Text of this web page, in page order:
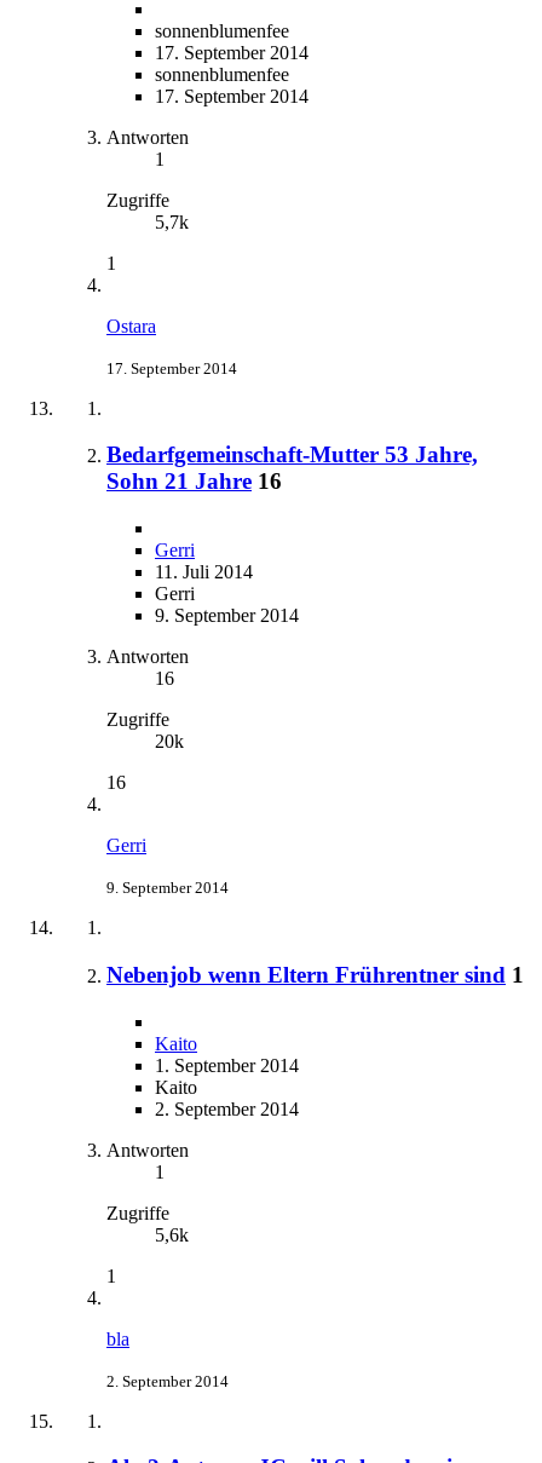
sonnenblumenfee
17. September 2014
sonnenblumenfee
17. September 2014
Antworten
1
Zugriffe
5,7k
1
Ostara
17. September 2014
Bedarfgemeinschaft-Mutter 53 Jahre,
Sohn 21 Jahre 16
Gerri
11. Juli 2014
Gerri
9. September 2014
Antworten
16
Zugriffe
20k
16
Gerri
9. September 2014
Nebenjob wenn Eltern Frührentner sind 1
Kaito
1. September 2014
Kaito
2. September 2014
Antworten
1
Zugriffe
5,6k
1
bla
2. September 2014